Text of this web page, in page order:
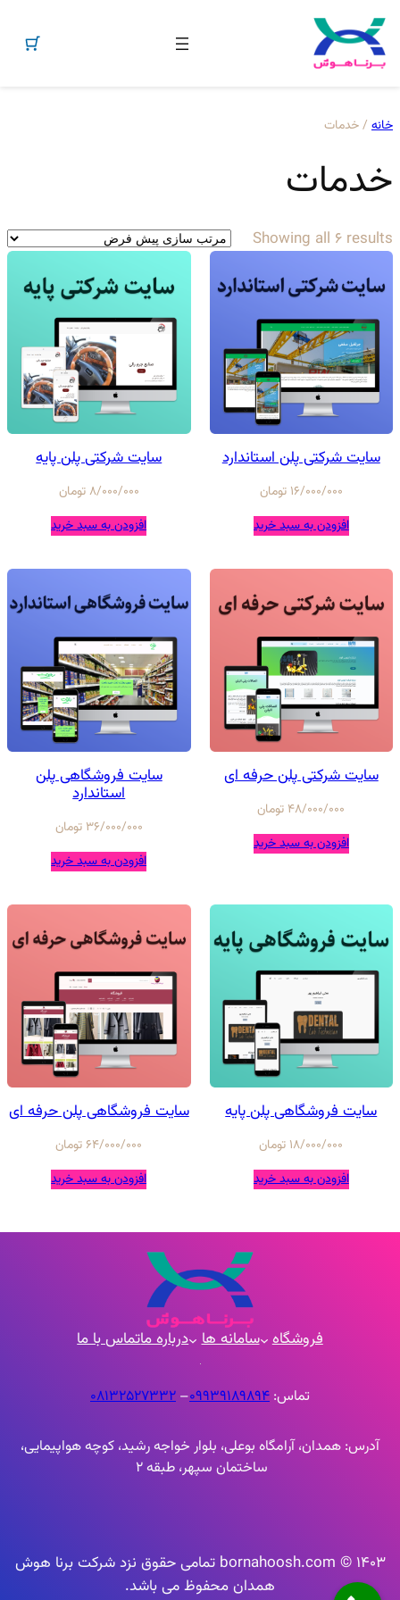
بهخانه / خدمات
خدمات
Showing all 6 results
سایت شرکتی پلن استاندارد
16/000/000 تومان
افزودن به سبد خرید
سایت شرکتی پلن پایه
8/000/000تومان
افزودن به سبد خرید
سایت شرکتی پلن حرفه ای
48/000/000 تومان
افزودن به سبد خرید
سایت فروشگاهی پلن
استاندارد
36/000/000 تومان
افزودن به سبد خرید
سایت فروشگاهی پلن پایه
18/000/000 تومان
افزودن به سبد خرید
سایت فروشگاهی پلن حرفه ای
64/000/000 تومان
افزودن به سبد خرید
فروشگاه سامانه ها درباره ماتماس با ما
تماس: 09939189894
– ۰۸۱۳۲۵۲۷۳۳۲
آدرس: همدان، آرامگاه بوعلی، بلوار خواجه رشید، کوچه هواپیمایی،
ساختمان سپهر، طبقه 2
1403 © bornahoosh.com تمامی حقوق نزد شرکت برنا هوش
همدان محفوظ می باشد.